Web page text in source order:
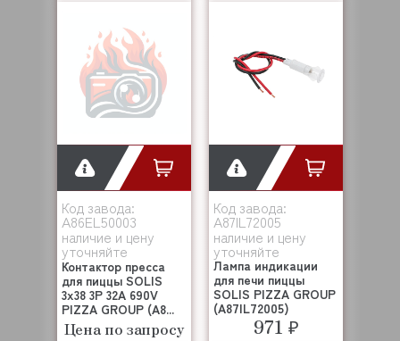
Код завода:
A86EL50003
наличие и цену
уточняйте
Контактор пресса
для пиццы SOLIS
3х38 3P 32A 690V
PIZZA GROUP (A8...
Цена по запросу
Код завода:
A87IL72005
наличие и цену
уточняйте
Лампа индикации
для печи пиццы
SOLIS PIZZA GROUP
(A87IL72005)
971 ₽